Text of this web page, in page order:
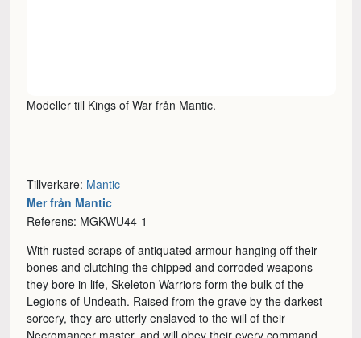
Modeller till Kings of War från Mantic.
Tillverkare: Mantic
Mer från Mantic
Referens: MGKWU44-1
With rusted scraps of antiquated armour hanging off their
bones and clutching the chipped and corroded weapons
they bore in life, Skeleton Warriors form the bulk of the
Legions of Undeath. Raised from the grave by the darkest
sorcery, they are utterly enslaved to the will of their